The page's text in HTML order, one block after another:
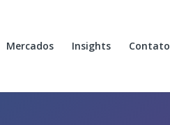
Mercados Insights Contato